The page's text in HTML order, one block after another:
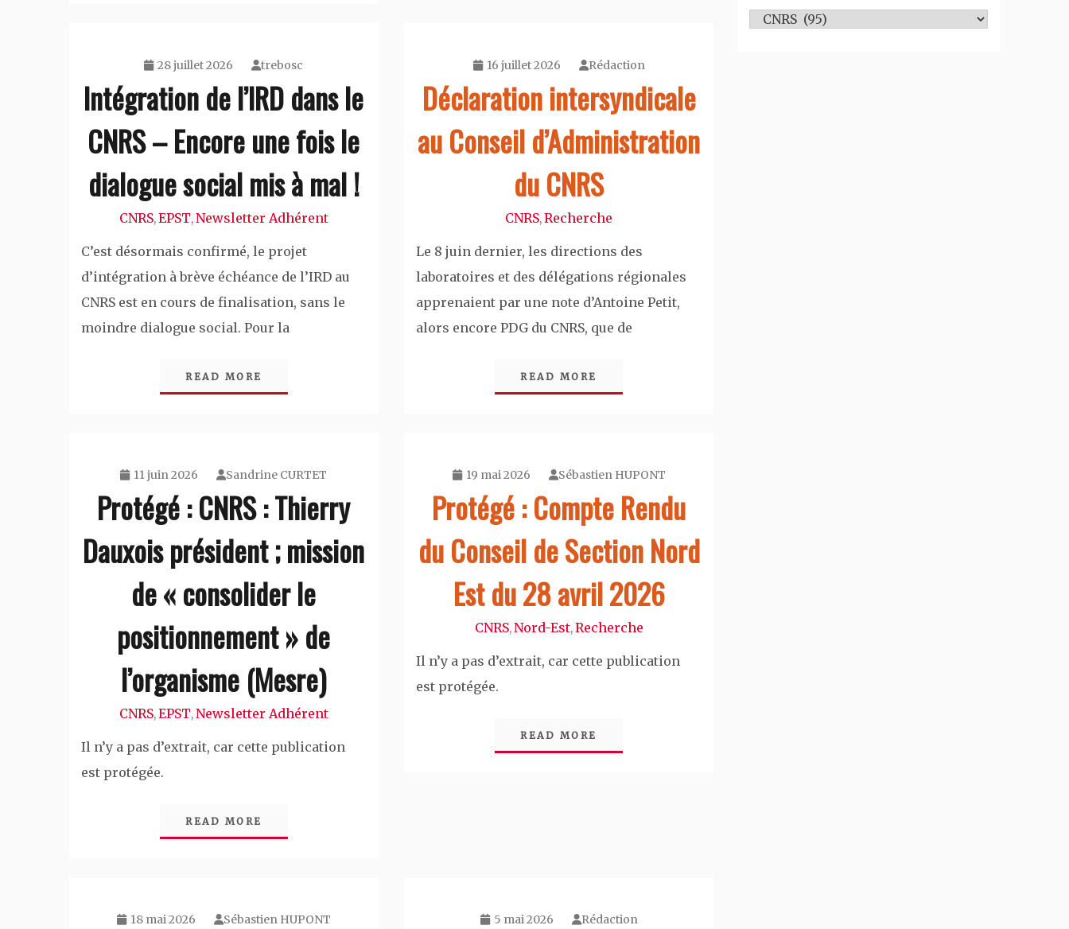
28 juillet 2026 trebosc
Intégration de l’IRD dans le
CNRS – Encore une fois le
dialogue social mis à mal !
CNRS,EPST,Newsletter Adhérent
C’est désormais confirmé, le projet
d’intégration à brève échéance de l’IRD au
CNRS est en cours de finalisation, sans le
moindre dialogue social. Pour la
READ MORE
16 juillet 2026 Rédaction
Déclaration intersyndicale
au Conseil d’Administration
du CNRS
CNRS,Recherche
Le 8 juin dernier, les directions des
laboratoires et des délégations régionales
apprenaient par une note d’Antoine Petit,
alors encore PDG du CNRS, que de
READ MORE
11 juin 2026 Sandrine CURTET
Protégé : CNRS : Thierry
Dauxois président ; mission
de « consolider le
positionnement » de
l’organisme (Mesre)
CNRS,EPST,Newsletter Adhérent
Il n’y a pas d’extrait, car cette publication
est protégée.
READ MORE
19 mai 2026 Sébastien HUPONT
Protégé : Compte Rendu
du Conseil de Section Nord
Est du 28 avril 2026
CNRS,Nord-Est,Recherche
Il n’y a pas d’extrait, car cette publication
est protégée.
READ MORE
18 mai 2026 Sébastien HUPONT 5 mai 2026 Rédaction
Catégories